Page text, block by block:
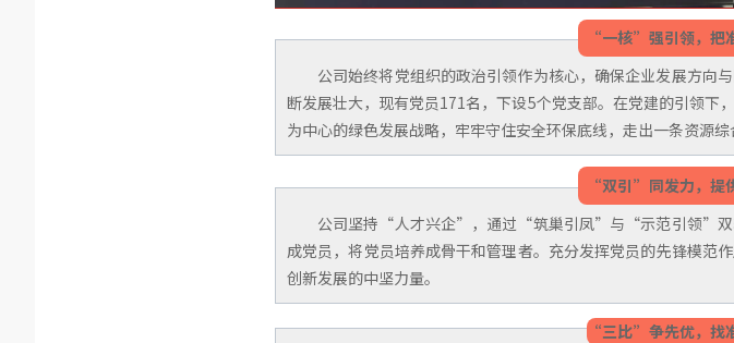
“一核”强引领，把
公司始终将党组织的政治引领作为核心，确保企业发展方向
断发展壮大，现有党员171名，下设5个党支部。在党建的引领
为中心的绿色发展战略，牢牢守住安全环保底线，走出一条资源综
“双引”同发力，提
公司坚持“人才兴企”，通过“筑巢引凤”与“示范引领”双
成党员，将党员培养成骨干和管理者。充分发挥党员的先锋模范
创新发展的中坚力量。
“三比”争先优，找